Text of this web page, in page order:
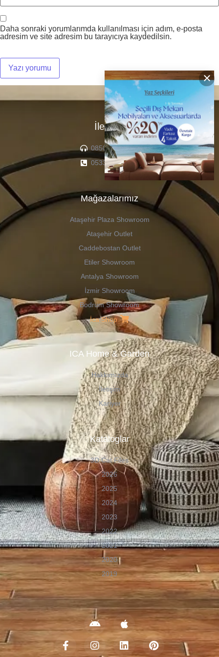
×
Daha sonraki yorumlarımda kullanılması için adım, e-posta
adresim ve site adresim bu tarayıcıya kaydedilsin.
İletişim
0850 307 04 22
0533 336 71 13
Mağazalarımız
Ataşehir Plaza Showroom
Ataşehir Outlet
Caddebostan Outlet
Etiler Showroom
Antalya Showroom
İzmir Showroom
Bodrum Showroom
İca Shop
ICA Home & Garden
Hakkımızda
İletişim
Kariyer
Kataloglar
3D Cat Files
2026
2025
2024
2023
2022
2021
2020
2019